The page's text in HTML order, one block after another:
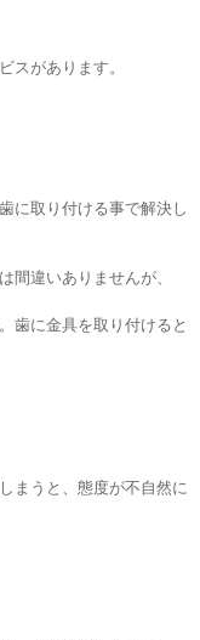
スがあります。
に取り付ける事で解決し
間違いありませんが、
歯に金具を取り付けると
まうと、態度が不自然に